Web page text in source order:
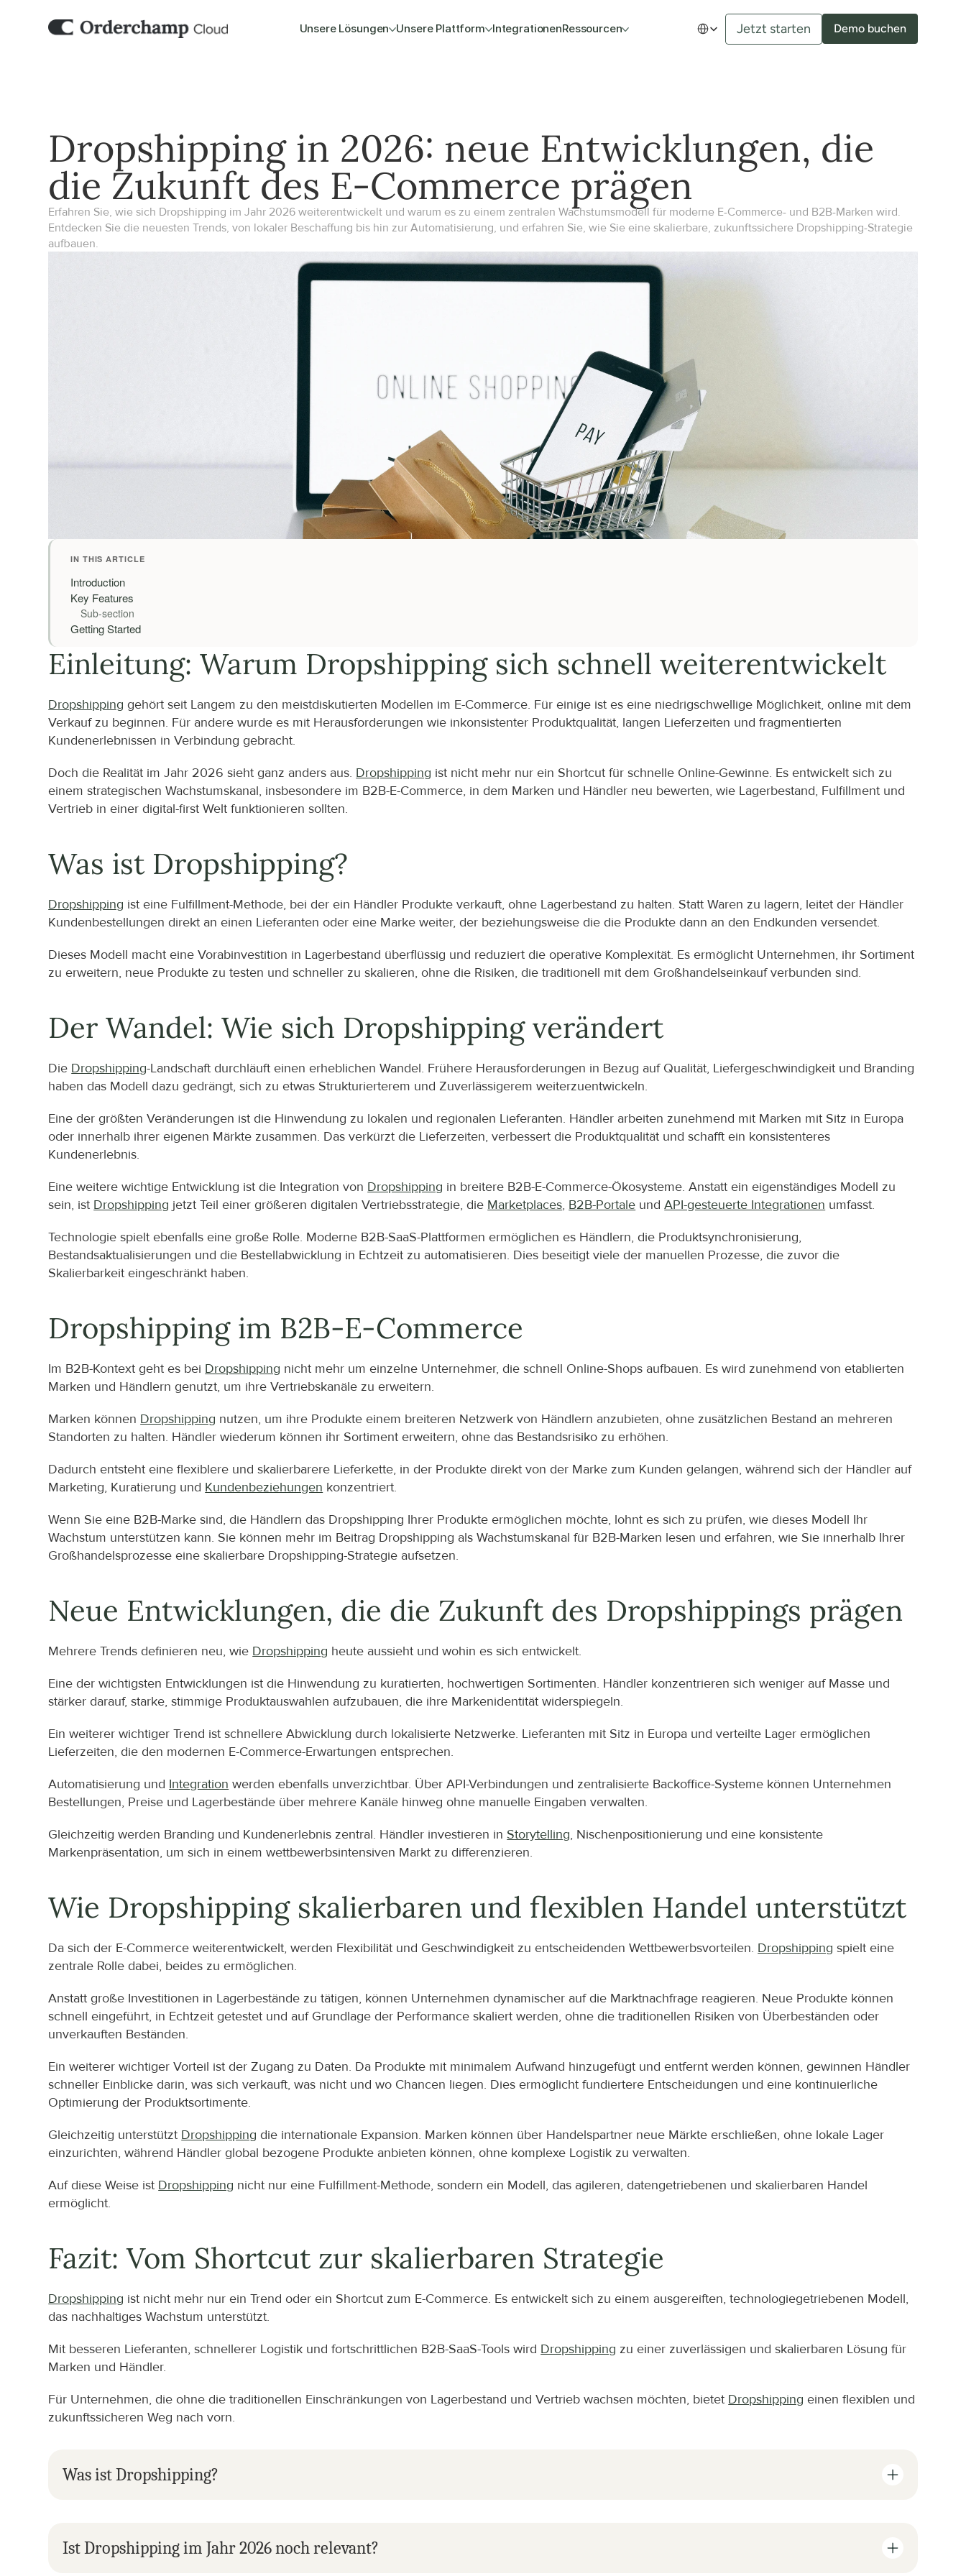
Unsere Lösungen Unsere Plattform IntegrationenRessourcen
Select Language
Jetzt starten Demo buchen
Dropshipping in 2026: neue Entwicklungen, die
die Zukunft des E-Commerce prägen
Erfahren Sie, wie sich Dropshipping im Jahr 2026 weiterentwickelt und warum es zu einem zentralen Wachstumsmodell für moderne E-Commerce- und B2B-Marken wird.
Entdecken Sie die neuesten Trends, von lokaler Beschaffung bis hin zur Automatisierung, und erfahren Sie, wie Sie eine skalierbare, zukunftssichere Dropshipping-Strategie
aufbauen.
IN THIS ARTICLE
Introduction
Key Features
Sub-section
Getting Started
Einleitung: Warum Dropshipping sich schnell weiterentwickelt
Dropshipping gehört seit Langem zu den meistdiskutierten Modellen im E-Commerce. Für einige ist es eine niedrigschwellige Möglichkeit, online mit dem
Verkauf zu beginnen. Für andere wurde es mit Herausforderungen wie inkonsistenter Produktqualität, langen Lieferzeiten und fragmentierten
Kundenerlebnissen in Verbindung gebracht.
Doch die Realität im Jahr 2026 sieht ganz anders aus. Dropshipping ist nicht mehr nur ein Shortcut für schnelle Online-Gewinne. Es entwickelt sich zu
einem strategischen Wachstumskanal, insbesondere im B2B-E-Commerce, in dem Marken und Händler neu bewerten, wie Lagerbestand, Fulfillment und
Vertrieb in einer digital-first Welt funktionieren sollten.
Was ist Dropshipping?
Dropshipping ist eine Fulfillment-Methode, bei der ein Händler Produkte verkauft, ohne Lagerbestand zu halten. Statt Waren zu lagern, leitet der Händler
Kundenbestellungen direkt an einen Lieferanten oder eine Marke weiter, der beziehungsweise die die Produkte dann an den Endkunden versendet.
Dieses Modell macht eine Vorabinvestition in Lagerbestand überflüssig und reduziert die operative Komplexität. Es ermöglicht Unternehmen, ihr Sortiment
zu erweitern, neue Produkte zu testen und schneller zu skalieren, ohne die Risiken, die traditionell mit dem Großhandelseinkauf verbunden sind.
Der Wandel: Wie sich Dropshipping verändert
Die Dropshipping-Landschaft durchläuft einen erheblichen Wandel. Frühere Herausforderungen in Bezug auf Qualität, Liefergeschwindigkeit und Branding
haben das Modell dazu gedrängt, sich zu etwas Strukturierterem und Zuverlässigerem weiterzuentwickeln.
Eine der größten Veränderungen ist die Hinwendung zu lokalen und regionalen Lieferanten. Händler arbeiten zunehmend mit Marken mit Sitz in Europa
oder innerhalb ihrer eigenen Märkte zusammen. Das verkürzt die Lieferzeiten, verbessert die Produktqualität und schafft ein konsistenteres
Kundenerlebnis.
Eine weitere wichtige Entwicklung ist die Integration von Dropshipping in breitere B2B-E-Commerce-Ökosysteme. Anstatt ein eigenständiges Modell zu
sein, ist Dropshipping jetzt Teil einer größeren digitalen Vertriebsstrategie, die Marketplaces, B2B-Portale und API-gesteuerte Integrationen umfasst.
Technologie spielt ebenfalls eine große Rolle. Moderne B2B-SaaS-Plattformen ermöglichen es Händlern, die Produktsynchronisierung,
Bestandsaktualisierungen und die Bestellabwicklung in Echtzeit zu automatisieren. Dies beseitigt viele der manuellen Prozesse, die zuvor die
Skalierbarkeit eingeschränkt haben.
Dropshipping im B2B-E-Commerce
Im B2B-Kontext geht es bei Dropshipping nicht mehr um einzelne Unternehmer, die schnell Online-Shops aufbauen. Es wird zunehmend von etablierten
Marken und Händlern genutzt, um ihre Vertriebskanäle zu erweitern.
Marken können Dropshipping nutzen, um ihre Produkte einem breiteren Netzwerk von Händlern anzubieten, ohne zusätzlichen Bestand an mehreren
Standorten zu halten. Händler wiederum können ihr Sortiment erweitern, ohne das Bestandsrisiko zu erhöhen.
Dadurch entsteht eine flexiblere und skalierbarere Lieferkette, in der Produkte direkt von der Marke zum Kunden gelangen, während sich der Händler auf
Marketing, Kuratierung und Kundenbeziehungen konzentriert.
Wenn Sie eine B2B-Marke sind, die Händlern das Dropshipping Ihrer Produkte ermöglichen möchte, lohnt es sich zu prüfen, wie dieses Modell Ihr
Wachstum unterstützen kann. Sie können mehr im Beitrag Dropshipping als Wachstumskanal für B2B-Marken lesen und erfahren, wie Sie innerhalb Ihrer
Großhandelsprozesse eine skalierbare Dropshipping-Strategie aufsetzen.
Neue Entwicklungen, die die Zukunft des Dropshippings prägen
Mehrere Trends definieren neu, wie Dropshipping heute aussieht und wohin es sich entwickelt.
Eine der wichtigsten Entwicklungen ist die Hinwendung zu kuratierten, hochwertigen Sortimenten. Händler konzentrieren sich weniger auf Masse und
stärker darauf, starke, stimmige Produktauswahlen aufzubauen, die ihre Markenidentität widerspiegeln.
Ein weiterer wichtiger Trend ist schnellere Abwicklung durch lokalisierte Netzwerke. Lieferanten mit Sitz in Europa und verteilte Lager ermöglichen
Lieferzeiten, die den modernen E-Commerce-Erwartungen entsprechen.
Automatisierung und Integration werden ebenfalls unverzichtbar. Über API-Verbindungen und zentralisierte Backoffice-Systeme können Unternehmen
Bestellungen, Preise und Lagerbestände über mehrere Kanäle hinweg ohne manuelle Eingaben verwalten.
Gleichzeitig werden Branding und Kundenerlebnis zentral. Händler investieren in Storytelling, Nischenpositionierung und eine konsistente
Markenpräsentation, um sich in einem wettbewerbsintensiven Markt zu differenzieren.
Wie Dropshipping skalierbaren und flexiblen Handel unterstützt
Da sich der E-Commerce weiterentwickelt, werden Flexibilität und Geschwindigkeit zu entscheidenden Wettbewerbsvorteilen. Dropshipping spielt eine
zentrale Rolle dabei, beides zu ermöglichen.
Anstatt große Investitionen in Lagerbestände zu tätigen, können Unternehmen dynamischer auf die Marktnachfrage reagieren. Neue Produkte können
schnell eingeführt, in Echtzeit getestet und auf Grundlage der Performance skaliert werden, ohne die traditionellen Risiken von Überbeständen oder
unverkauften Beständen.
Ein weiterer wichtiger Vorteil ist der Zugang zu Daten. Da Produkte mit minimalem Aufwand hinzugefügt und entfernt werden können, gewinnen Händler
schneller Einblicke darin, was sich verkauft, was nicht und wo Chancen liegen. Dies ermöglicht fundiertere Entscheidungen und eine kontinuierliche
Optimierung der Produktsortimente.
Gleichzeitig unterstützt Dropshipping die internationale Expansion. Marken können über Handelspartner neue Märkte erschließen, ohne lokale Lager
einzurichten, während Händler global bezogene Produkte anbieten können, ohne komplexe Logistik zu verwalten.
Auf diese Weise ist Dropshipping nicht nur eine Fulfillment-Methode, sondern ein Modell, das agileren, datengetriebenen und skalierbaren Handel
ermöglicht.
Fazit: Vom Shortcut zur skalierbaren Strategie
Dropshipping ist nicht mehr nur ein Trend oder ein Shortcut zum E-Commerce. Es entwickelt sich zu einem ausgereiften, technologiegetriebenen Modell,
das nachhaltiges Wachstum unterstützt.
Mit besseren Lieferanten, schnellerer Logistik und fortschrittlichen B2B-SaaS-Tools wird Dropshipping zu einer zuverlässigen und skalierbaren Lösung für
Marken und Händler.
Für Unternehmen, die ohne die traditionellen Einschränkungen von Lagerbestand und Vertrieb wachsen möchten, bietet Dropshipping einen flexiblen und
zukunftssicheren Weg nach vorn.
Was ist Dropshipping?
Ist Dropshipping im Jahr 2026 noch relevant?